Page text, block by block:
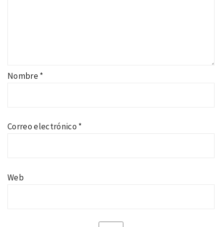
Nombre*
Correo electrónico *
Web